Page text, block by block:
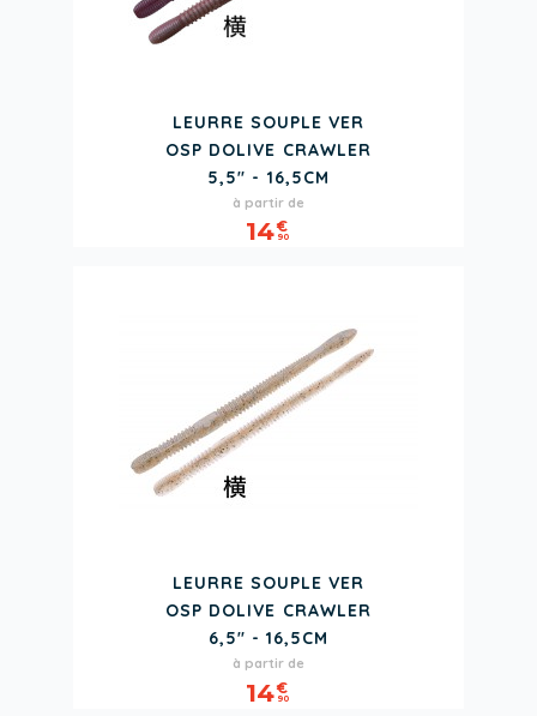
LEURRE SOUPLE VER
OSP DOLIVE CRAWLER
5,5" - 16,5CM
Prix
à partir de
14€
90
LEURRE SOUPLE VER
OSP DOLIVE CRAWLER
6,5" - 16,5CM
Prix
à partir de
14€
90